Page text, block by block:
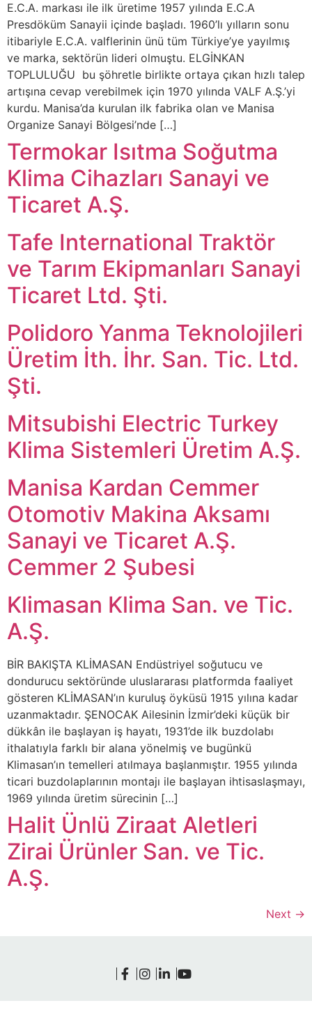
E.C.A. markası ile ilk üretime 1957 yılında E.C.A
Presdöküm Sanayii içinde başladı. 1960’lı yılların sonu
itibariyle E.C.A. valflerinin ünü tüm Türkiye’ye yayılmış
ve marka, sektörün lideri olmuştu. ELGİNKAN
TOPLULUĞU bu şöhretle birlikte ortaya çıkan hızlı talep
artışına cevap verebilmek için 1970 yılında VALF A.Ş.’yi
kurdu. Manisa’da kurulan ilk fabrika olan ve Manisa
Organize Sanayi Bölgesi’nde […]
Termokar Isıtma Soğutma
Klima Cihazları Sanayi ve
Ticaret A.Ş.
Tafe International Traktör
ve Tarım Ekipmanları Sanayi
Ticaret Ltd. Şti.
Polidoro Yanma Teknolojileri
Üretim İth. İhr. San. Tic. Ltd.
Şti.
Mitsubishi Electric Turkey
Klima Sistemleri Üretim A.Ş.
Manisa Kardan Cemmer
Otomotiv Makina Aksamı
Sanayi ve Ticaret A.Ş.
Cemmer 2 Şubesi
Klimasan Klima San. ve Tic.
A.Ş.
BİR BAKIŞTA KLİMASAN Endüstriyel soğutucu ve
dondurucu sektöründe uluslararası platformda faaliyet
gösteren KLİMASAN’ın kuruluş öyküsü 1915 yılına kadar
uzanmaktadır. ŞENOCAK Ailesinin İzmir’deki küçük bir
dükkân ile başlayan iş hayatı, 1931’de ilk buzdolabı
ithalatıyla farklı bir alana yönelmiş ve bugünkü
Klimasan’ın temelleri atılmaya başlanmıştır. 1955 yılında
ticari buzdolaplarının montajı ile başlayan ihtisaslaşmayı,
1969 yılında üretim sürecinin […]
Halit Ünlü Ziraat Aletleri
Zirai Ürünler San. ve Tic.
A.Ş.
Next →